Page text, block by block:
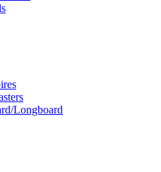
Longboard